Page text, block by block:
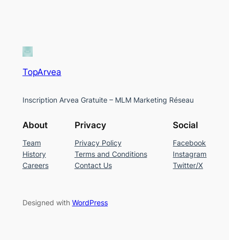
TopArvea
Inscription Arvea Gratuite – MLM Marketing Réseau
About
Team
History
Careers
Privacy
Privacy Policy
Terms and Conditions
Contact Us
Social
Facebook
Instagram
Twitter/X
Designed with WordPress